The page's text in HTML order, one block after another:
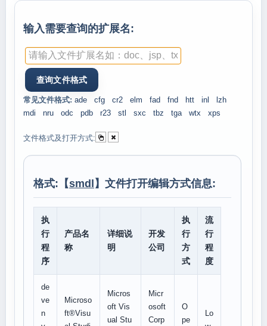
输入需要查询的扩展名:
常见文件格式: ade cfg cr2 elm fad fnd htt inl
lzh
mdi
nru odc pdb r23 stl sxc tbz tga wtx xps
文件格式及打开方式:
格式:【smdl 】文件打开编辑方式信息:
执
行
程
序
产品名
称
详细说
明
开发
公司
执
行
方
式
流
行
程
度
de
ve
n
Microso
ft®Visu
Micros
oft Vis
ual Stu
Micr
osoft
Corp
O
pe
Lo